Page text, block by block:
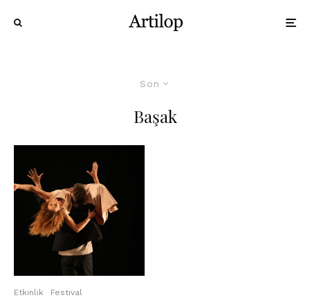
Son
Başak
Etkinlik
Festival